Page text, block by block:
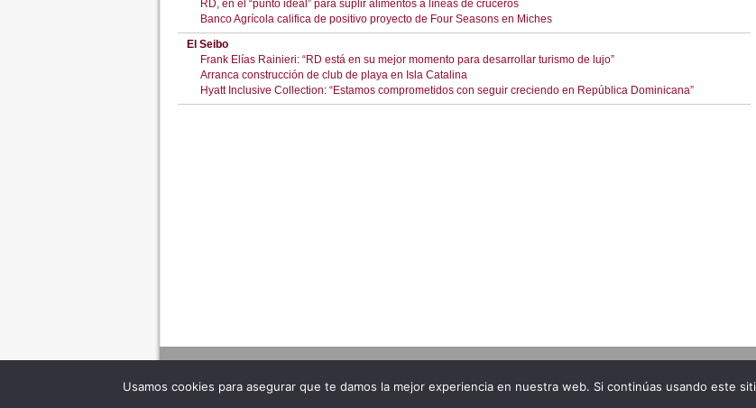
RD, en el “punto ideal” para suplir alimentos a líneas de cruceros
Banco Agrícola califica de positivo proyecto de Four Seasons en Miches
El Seibo
Frank Elías Rainieri: “RD está en su mejor momento para desarrollar turismo de lujo”
Arranca construcción de club de playa en Isla Catalina
Hyatt Inclusive Collection: “Estamos comprometidos con seguir creciendo en República Dominicana”
Usamos cookies para asegurar que te damos la mejor experiencia en nuestra web. Si continúas usando este